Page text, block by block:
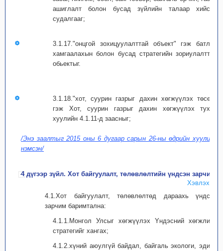
ашиглалт болон бусад зүйлийн талаар хийсэн
судалгааг;
3.1.17."онцгой зохицуулалттай объект" гэж батлан
хамгаалахын болон бусад стратегийн зориулалттай
обьектыг.
3.1.18."хот, суурин газрыг дахин хөгжүүлэх төсөл"
гэж Хот, суурин газрыг дахин хөгжүүлэх тухай
хуулийн 4.1.11-д заасныг;
/Энэ заалтыг 2015 оны 6 дугаар сарын 26-ны өдрийн хуулиар
нэмсэн/
4 дүгээр зүйл. Хот байгуулалт, төлөвлөлтийн үндсэн зарчим
Хэвлэх
4.1.Хот байгуулалт, төлөвлөлтөд дараахь үндсэн
зарчим баримтална:
4.1.1.Монгол Улсыг хөгжүүлэх Yндэсний хөгжлийн
стратегийг хангах;
4.1.2.хүний аюулгүй байдал, байгаль экологи, эдийн